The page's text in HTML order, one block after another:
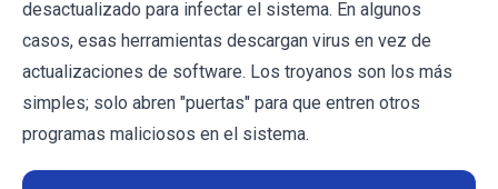
desactualizado para infectar el sistema. En algunos
casos, esas herramientas descargan virus en vez de
actualizaciones de software. Los troyanos son los más
simples; solo abren "puertas" para que entren otros
programas maliciosos en el sistema.